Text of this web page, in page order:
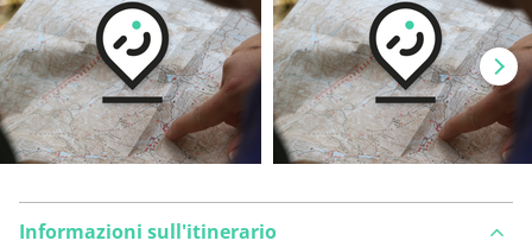
Informazioni sull'itinerario